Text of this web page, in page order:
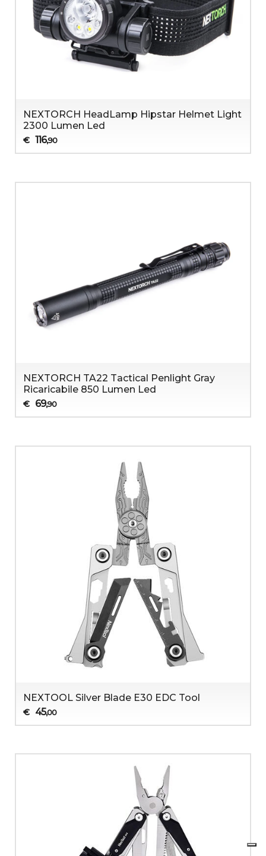
NEXTORCH HeadLamp Hipstar Helmet Light
2300 Lumen Led
€ 116,90
NEXTORCH TA22 Tactical Penlight Gray
Ricaricabile 850 Lumen Led
€ 69,90
NEXTOOL Silver Blade E30 EDC Tool
€ 45,00